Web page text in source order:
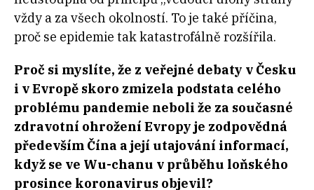
vždy a za všech okolností. To je také příčina,
proč se epidemie tak katastrofálně rozšířila.
Proč si myslíte, že z veřejné debaty v Česku
i v Evropě skoro zmizela podstata celého
problému pandemie neboli že za současné
zdravotní ohrožení Evropy je zodpovědná
především Čína a její utajování informací,
když se ve Wu-chanu v průběhu loňského
prosince koronavirus objevil?